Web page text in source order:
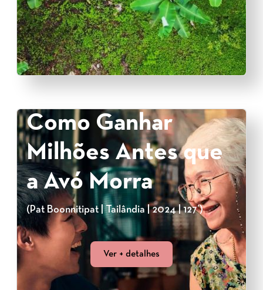
Como Ganhar
Milhões Antes que
a Avó Morra
(Pat Boonnitipat | Tailândia | 2024 | 127’)
Ver + detalhes